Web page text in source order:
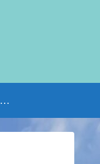
息子のブログはこちら